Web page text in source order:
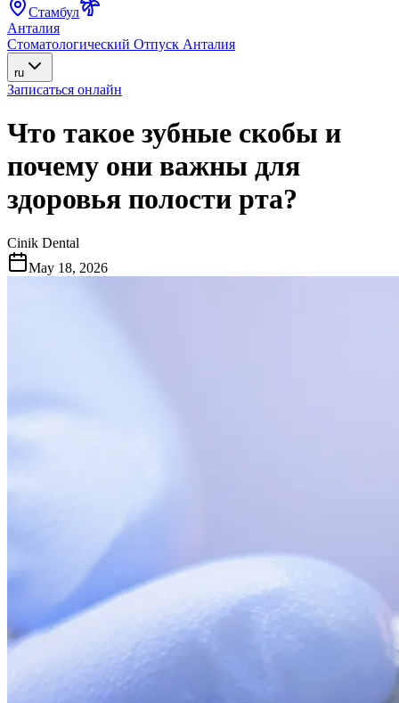
Стамбул
Анталия
Стоматологический Отпуск Анталия
ru
Записаться онлайн
Что такое зубные скобы и
почему они важны для
здоровья полости рта?
Cinik Dental
May 18, 2026